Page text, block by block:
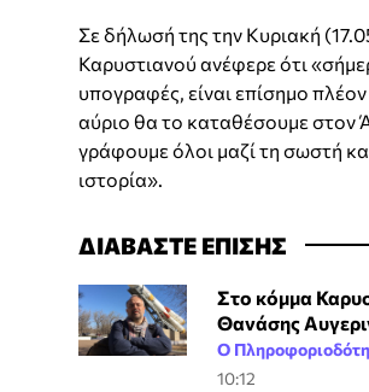
Σε δήλωσή της την Κυριακή
Καρυστιανού ανέφερε ότι
υπογραφές, είναι επίσημο πλέον
αύριο θα το καταθέσουμε στον
γράφουμε όλοι μαζί τη σωστή
ιστορία».
ΔΙΑΒΑΣΤΕ ΕΠΙΣΗΣ
Στο κόμμα
Θανάσης
Ο
10:12